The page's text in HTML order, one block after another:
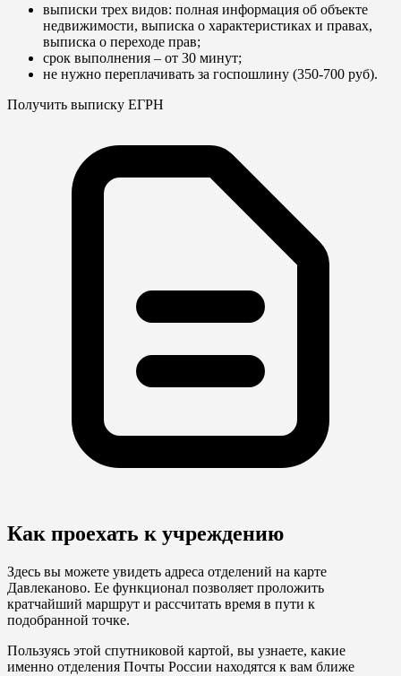
выписки трех видов: полная информация об объекте
недвижимости, выписка о характеристиках и правах,
выписка о переходе прав;
срок выполнения – от 30 минут;
не нужно переплачивать за госпошлину (350-700 руб).
Получить выписку ЕГРН
Как проехать к учреждению
Здесь вы можете увидеть адреса отделений на карте
Давлеканово. Ее функционал позволяет проложить
кратчайший маршрут и рассчитать время в пути к
подобранной точке.
Пользуясь этой спутниковой картой, вы узнаете, какие
именно отделения Почты России находятся к вам ближе